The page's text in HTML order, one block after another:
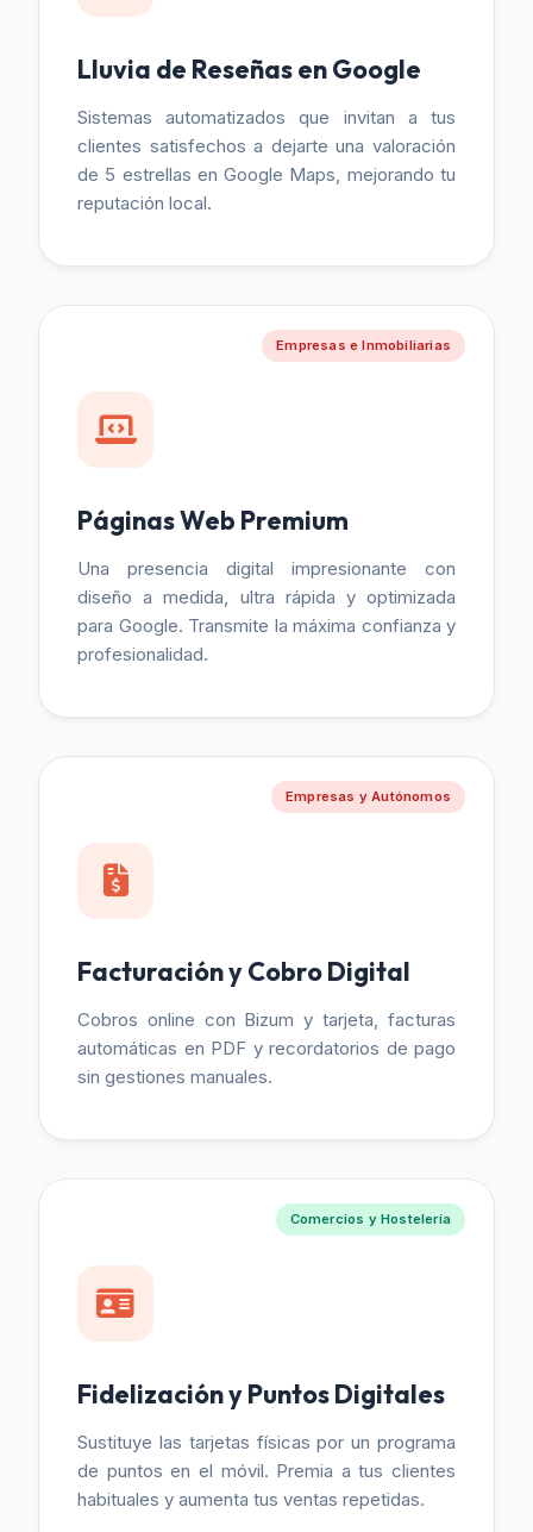
Lluvia de Reseñas en Google
Sistemas automatizados que invitan a tus
clientes satisfechos a dejarte una valoración
de 5 estrellas en Google Maps, mejorando tu
reputación local.
Empresas e Inmobiliarias
Páginas Web Premium
Una presencia digital impresionante con
diseño a medida, ultra rápida y optimizada
para Google. Transmite la máxima confianza y
profesionalidad.
Empresas y Autónomos
Facturación y Cobro Digital
Cobros online con Bizum y tarjeta, facturas
automáticas en PDF y recordatorios de pago
sin gestiones manuales.
Comercios y Hostelería
Fidelización y Puntos Digitales
Sustituye las tarjetas físicas por un programa
de puntos en el móvil. Premia a tus clientes
habituales y aumenta tus ventas repetidas.